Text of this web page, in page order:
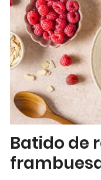
Batido de